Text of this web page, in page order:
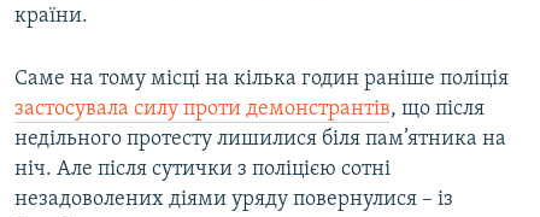
країни.
Саме на тому місці на кілька годин раніше поліція
застосувала силу проти демонстрантів, що після
недільного протесту лишилися біля пам’ятника на
ніч. Але після сутички з поліцією сотні
незадоволених діями уряду повернулися – із